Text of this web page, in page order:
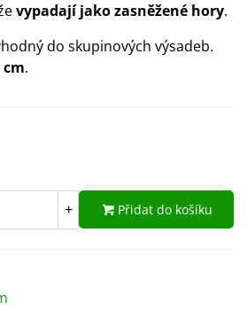
vypadají jako zasněžené hory.
do skupinových výsadeb.
cm.
+ Přidat do košíku